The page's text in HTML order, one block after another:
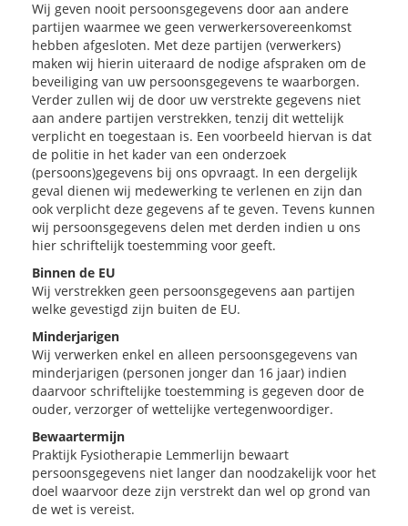
Wij geven nooit persoonsgegevens door aan andere
partijen waarmee we geen verwerkersovereenkomst
hebben afgesloten. Met deze partijen (verwerkers)
maken wij hierin uiteraard de nodige afspraken om de
beveiliging van uw persoonsgegevens te waarborgen.
Verder zullen wij de door uw verstrekte gegevens niet
aan andere partijen verstrekken, tenzij dit wettelijk
verplicht en toegestaan is. Een voorbeeld hiervan is dat
de politie in het kader van een onderzoek
(persoons)gegevens bij ons opvraagt. In een dergelijk
geval dienen wij medewerking te verlenen en zijn dan
ook verplicht deze gegevens af te geven. Tevens kunnen
wij persoonsgegevens delen met derden indien u ons
hier schriftelijk toestemming voor geeft.
Binnen de EU
Wij verstrekken geen persoonsgegevens aan partijen
welke gevestigd zijn buiten de EU.
Minderjarigen
Wij verwerken enkel en alleen persoonsgegevens van
minderjarigen (personen jonger dan 16 jaar) indien
daarvoor schriftelijke toestemming is gegeven door de
ouder, verzorger of wettelijke vertegenwoordiger.
Bewaartermijn
Praktijk Fysiotherapie Lemmerlijn bewaart
persoonsgegevens niet langer dan noodzakelijk voor het
doel waarvoor deze zijn verstrekt dan wel op grond van
de wet is vereist.